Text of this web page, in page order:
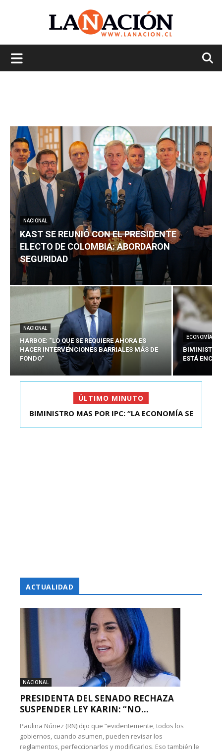
NACIONAL
KAST SE REUNIÓ CON EL PRESIDENTE
ELECTO DE COLOMBIA: ABORDARON
SEGURIDAD
NACIONAL
HARBOE: “LO QUE SE REQUIERE AHORA ES
HACER INTERVENCIONES BARRIALES MÁS DE
FONDO”
ECONOMÍA
BIMINISTRO
ESTÁ
ÚLTIMO MINUTO
KAST SE REUNIÓ CON EL PRESIDENTE ELECTO DE
BIMINISTRO MAS POR IPC: “LA ECONOMÍA SE
ACTUALIDAD
NACIONAL
PRESIDENTA DEL SENADO RECHAZA
SUSPENDER LEY KARIN: “NO...
Paulina Núñez (RN) dijo que “evidentemente, todos los
gobiernos, cuando asumen, pueden revisar los
reglamentos, perfeccionarlos y modificarlos. Eso también le